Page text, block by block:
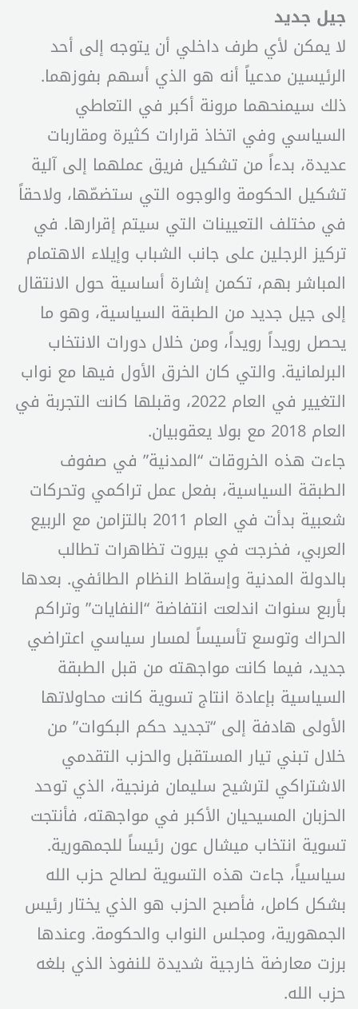
جيل جديد
لا يمكن لأي طرف داخلي أن يتوجه إلى أحد
الرئيسين مدعياً أنه هو الذي أسهم بفوزهما.
ذلك سيمنحهما مرونة أكبر في التعاطي
السياسي وفي اتخاذ قرارات كثيرة ومقاربات
عديدة، بدءاً من تشكيل فريق عملهما إلى آلية
تشكيل الحكومة والوجوه التي ستضمّها، ولاحقاً
في مختلف التعيينات التي سيتم إقرارها. في
تركيز الرجلين على جانب الشباب وإيلاء الاهتمام
المباشر بهم، تكمن إشارة أساسية حول الانتقال
إلى جيل جديد من الطبقة السياسية، وهو ما
يحصل رويداً رويداً، ومن خلال دورات الانتخاب
البرلمانية. والتي كان الخرق الأول فيها مع نواب
التغيير في العام 2022، وقبلها كانت التجربة في
العام 2018 مع بولا يعقوبيان.
جاءت هذه الخروقات “المدنية” في صفوف
الطبقة السياسية، بفعل عمل تراكمي وتحركات
شعبية بدأت في العام 2011 بالتزامن مع الربيع
العربي، فخرجت في بيروت تظاهرات تطالب
بالدولة المدنية وإسقاط النظام الطائفي. بعدها
بأربع سنوات اندلعت انتفاضة “النفايات” وتراكم
الحراك وتوسع تأسيساً لمسار سياسي اعتراضي
جديد، فيما كانت مواجهته من قبل الطبقة
السياسية بإعادة انتاج تسوية كانت محاولاتها
الأولى هادفة إلى “تجديد حكم البكوات” من
خلال تبني تيار المستقبل والحزب التقدمي
الاشتراكي لترشيح سليمان فرنجية، الذي توحد
الحزبان المسيحيان الأكبر في مواجهته، فأنتجت
تسوية انتخاب ميشال عون رئيساً للجمهورية.
سياسياً، جاءت هذه التسوية لصالح حزب الله
بشكل كامل، فأصبح الحزب هو الذي يختار رئيس
الجمهورية، ومجلس النواب والحكومة. وعندها
برزت معارضة خارجية شديدة للنفوذ الذي بلغه
حزب الله.